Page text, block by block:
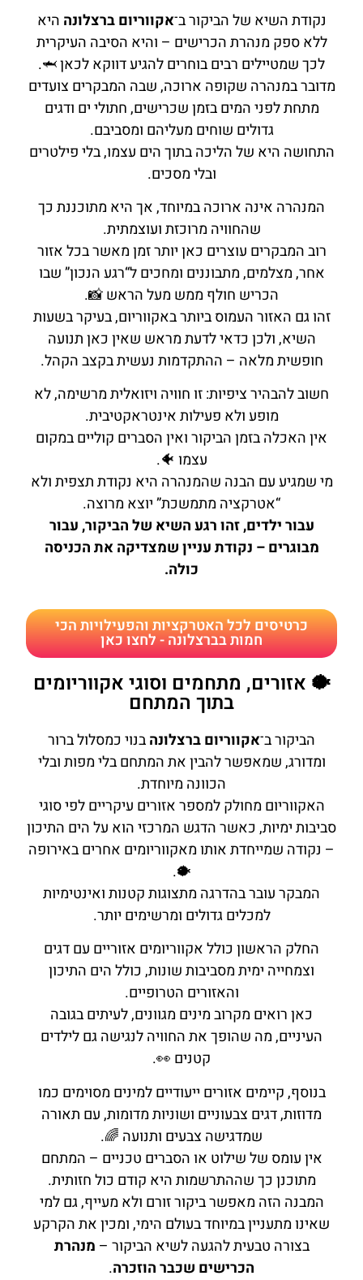
נקודת השיא של הביקור ב־אקווריום ברצלונה היא
ללא ספק מנהרת הכרישים – והיא הסיבה העיקרית
לכך שמטיילים רבים בוחרים להגיע דווקא לכאן 🦈.
מדובר במנהרה שקופה ארוכה, שבה המבקרים צועדים
מתחת לפני המים בזמן שכרישים, חתולי ים ודגים
גדולים שוחים מעליהם ומסביבם.
התחושה היא של הליכה בתוך הים עצמו, בלי פילטרים
ובלי מסכים.
המנהרה אינה ארוכה במיוחד, אך היא מתוכננת כך
שהחוויה מרוכזת ועוצמתית.
רוב המבקרים עוצרים כאן יותר זמן מאשר בכל אזור
אחר, מצלמים, מתבוננים ומחכים ל“רגע הנכון” שבו
הכריש חולף ממש מעל הראש 📸.
זהו גם האזור העמוס ביותר באקווריום, בעיקר בשעות
השיא, ולכן כדאי לדעת מראש שאין כאן תנועה
חופשית מלאה – ההתקדמות נעשית בקצב הקהל.
חשוב להבהיר ציפיות: זו חוויה ויזואלית מרשימה, לא
מופע ולא פעילות אינטראקטיבית.
אין האכלה בזמן הביקור ואין הסברים קוליים במקום
עצמו 🐠.
מי שמגיע עם הבנה שהמנהרה היא נקודת תצפית ולא
“אטרקציה מתמשכת” יוצא מרוצה.
עבור ילדים, זהו רגע השיא של הביקור, עבור
מבוגרים – נקודת עניין שמצדיקה את הכניסה
כולה.
כרטיסים לכל האטרקציות והפעילויות הכי
חמות בברצלונה - לחצו כאן
🐡 אזורים, מתחמים וסוגי אקווריומים
בתוך המתחם
הביקור ב־אקווריום ברצלונהבנוי כמסלול ברור
ומדורג, שמאפשר להבין את המתחם בלי מפות ובלי
הכוונה מיוחדת.
האקווריום מחולק למספר אזורים עיקריים לפי סוגי
סביבות ימיות, כאשר הדגש המרכזי הוא על הים התיכון
– נקודה שמייחדת אותו מאקווריומים אחרים באירופה
🐡.
המבקר עובר בהדרגה מתצוגות קטנות ואינטימיות
למכלים גדולים ומרשימים יותר.
החלק הראשון כולל אקווריומים אזוריים עם דגים
וצמחייה ימית מסביבות שונות, כולל הים התיכון
והאזורים הטרופיים.
כאן רואים מקרוב מינים מגוונים, לעיתים בגובה
העיניים, מה שהופך את החוויה לנגישה גם לילדים
קטנים 👀.
בנוסף, קיימים אזורים ייעודיים למינים מסוימים כמו
מדוזות, דגים צבעוניים ושוניות מדומות, עם תאורה
שמדגישה צבעים ותנועה 🌈.
אין עומס של שילוט או הסברים טכניים – המתחם
מתוכנן כך שההתרשמות היא קודם כול חזותית.
המבנה הזה מאפשר ביקור זורם ולא מעייף, גם למי
שאינו מתעניין במיוחד בעולם הימי, ומכין את הקרקע
בצורה טבעית להגעה לשיא הביקור – מנהרת
הכרישים שכבר הוזכרה.